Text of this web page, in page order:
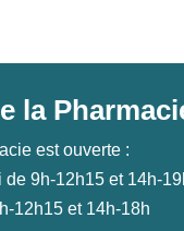
la
est ouverte :
9h-12h15 et 14h-
12h15 et 14h-18h